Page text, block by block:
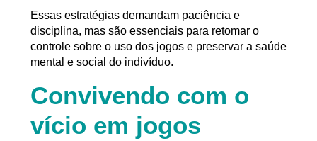
Essas estratégias demandam paciência e
disciplina, mas são essenciais para retomar o
controle sobre o uso dos jogos e preservar a saúde
mental e social do indivíduo.
Convivendo com o
vício em jogos